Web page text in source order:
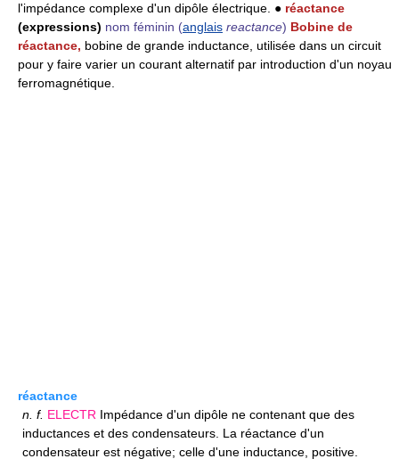
l'impédance complexe d'un dipôle électrique. ● réactance
(expressions) nom féminin (anglais reactance) Bobine de
réactance, bobine de grande inductance, utilisée dans un circuit
pour y faire varier un courant alternatif par introduction d'un noyau
ferromagnétique.
réactance
n. f. ELECTR Impédance d'un dipôle ne contenant que des
inductances et des condensateurs. La réactance d'un
condensateur est négative; celle d'une inductance, positive.